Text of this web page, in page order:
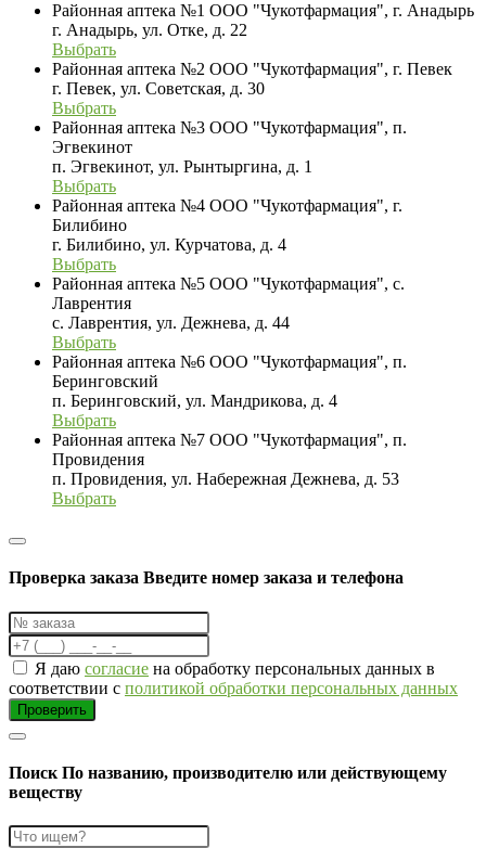
Районная аптека №1 ООО "Чукотфармация", г. Анадырь
г. Анадырь, ул. Отке, д. 22
Выбрать
Районная аптека №2 ООО "Чукотфармация", г. Певек
г. Певек, ул. Советская, д. 30
Выбрать
Районная аптека №3 ООО "Чукотфармация", п.
Эгвекинот
п. Эгвекинот, ул. Рынтыргина, д. 1
Выбрать
Районная аптека №4 ООО "Чукотфармация", г.
Билибино
г. Билибино, ул. Курчатова, д. 4
Выбрать
Районная аптека №5 ООО "Чукотфармация", с.
Лаврентия
с. Лаврентия, ул. Дежнева, д. 44
Выбрать
Районная аптека №6 ООО "Чукотфармация", п.
Беринговский
п. Беринговский, ул. Мандрикова, д. 4
Выбрать
Районная аптека №7 ООО "Чукотфармация", п.
Провидения
п. Провидения, ул. Набережная Дежнева, д. 53
Выбрать
Проверка заказа Введите номер заказа и телефона
Я даю согласие на обработку персональных данных в
соответствии с политикой обработки персональных данных
Проверить
Поиск По названию, производителю или действующему
веществу